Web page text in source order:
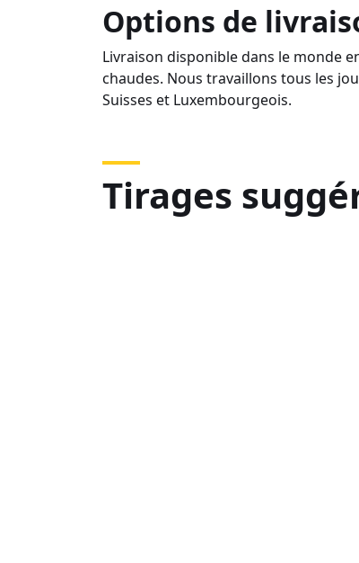
Options de
Livraison disponible dans le monde
chaudes. Nous travaillons tous les
Suisses et Luxembourgeois.
Tirages